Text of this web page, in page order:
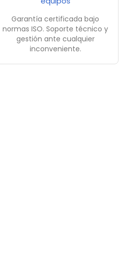
Garantía certificada bajo
normas ISO. Soporte técnico y
gestión ante cualquier
inconveniente.